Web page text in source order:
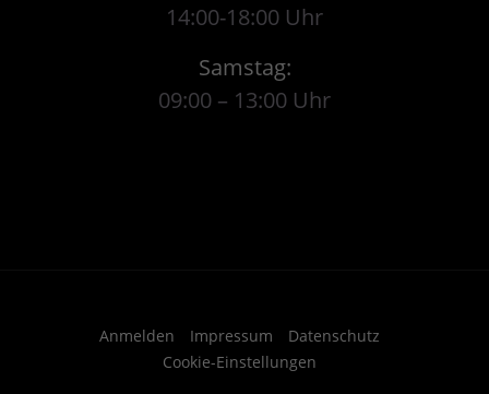
14:00-18:00 Uhr
Samstag:
09:00 – 13:00 Uhr
Anmelden Impressum
Datenschutz
Cookie-Einstellungen